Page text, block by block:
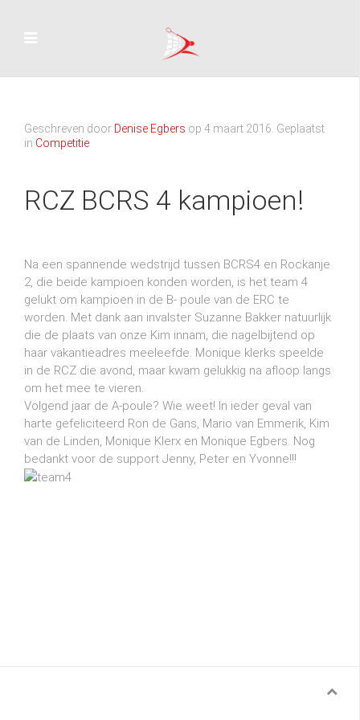
Geschreven door Denise Egbers op 4 maart 2016 . Geplaatst
in Competitie
RCZ BCRS 4 kampioen!
Na een spannende wedstrijd tussen BCRS4 en Rockanje
2, die beide kampioen konden worden, is het team 4
gelukt om kampioen in de B- poule van de ERC te
worden. Met dank aan invalster Suzanne Bakker natuurlijk
die de plaats van onze Kim innam, die nagelbijtend op
haar vakantieadres meeleefde. Monique klerks speelde
in de RCZ die avond, maar kwam gelukkig na afloop langs
om het mee te vieren.
Volgend jaar de A-poule? Wie weet! In ieder geval van
harte gefeliciteerd Ron de Gans, Mario van Emmerik, Kim
van de Linden, Monique Klerx en Monique Egbers. Nog
bedankt voor de support Jenny, Peter en Yvonne!!!